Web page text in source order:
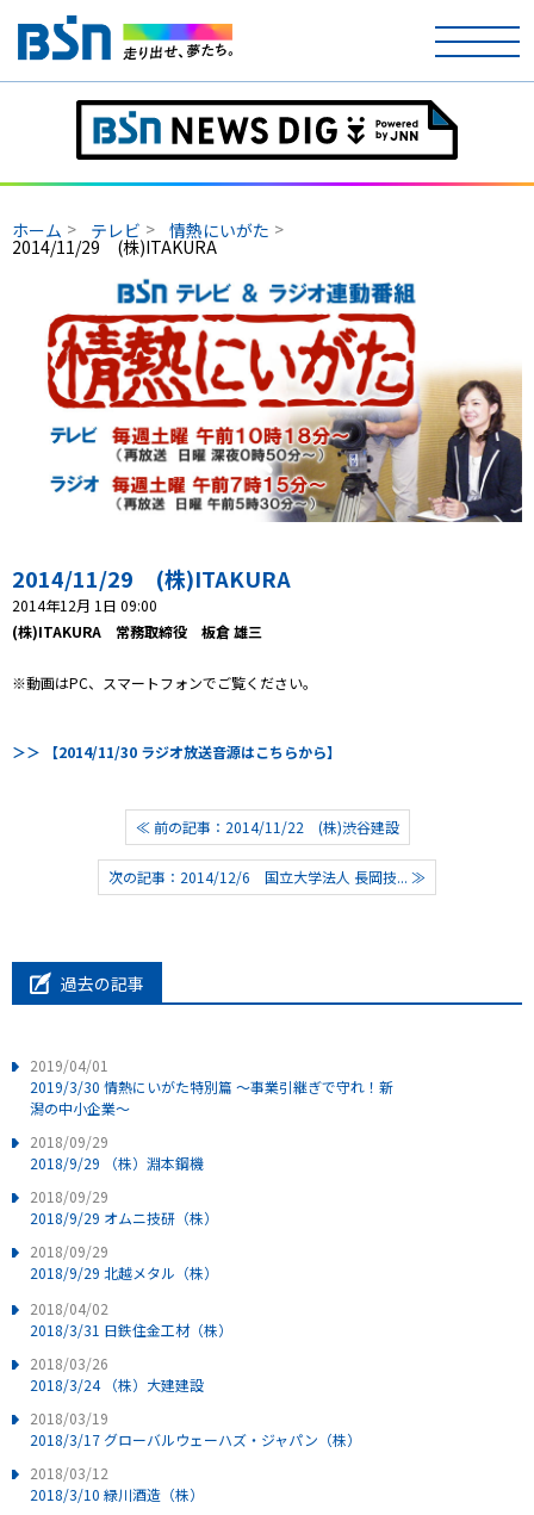
テレビ
ラジオ
アナウンサー
イベント
ニュース
プレゼント
コンテンツ・アプリ
会社概要・ビジョン
ホーム テレビ 情熱にいがた
2014/11/29 (株)ITAKURA
2014/11/29 (株)ITAKURA
2014年12月 1日 09:00
(株)ITAKURA 常務取締役 板倉 雄三
※動画はPC、スマートフォンでご覧ください。
＞＞ 【2014/11/30 ラジオ放送音源はこちらから】
≪ 前の記事：2014/11/22 (株)渋谷建設
次の記事：2014/12/6 国立大学法人 長岡技... ≫
過去の記事
2019/04/01
2019/3/30 情熱にいがた特別篇 ～事業引継ぎで守れ！新
潟の中小企業～
2018/09/29
2018/9/29 （株）淵本鋼機
2018/09/29
2018/9/29 オムニ技研（株）
2018/09/29
2018/9/29 北越メタル（株）
2018/04/02
2018/3/31 日鉄住金工材（株）
2018/03/26
2018/3/24 （株）大建建設
2018/03/19
2018/3/17 グローバルウェーハズ・ジャパン（株）
2018/03/12
2018/3/10 緑川酒造（株）